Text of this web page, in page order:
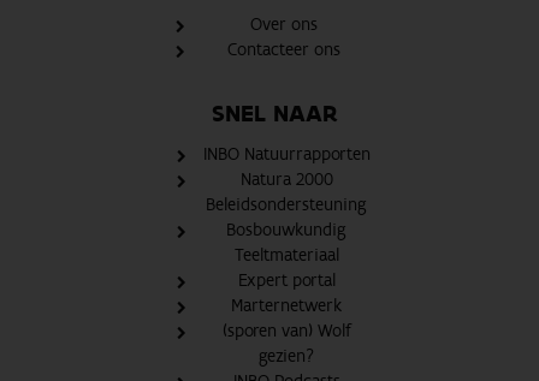
Over ons
Contacteer ons
SNEL NAAR
INBO Natuurrapporten
Natura 2000
Beleidsondersteuning
Bosbouwkundig
Teeltmateriaal
Expert portal
Marternetwerk
(sporen van) Wolf
gezien?